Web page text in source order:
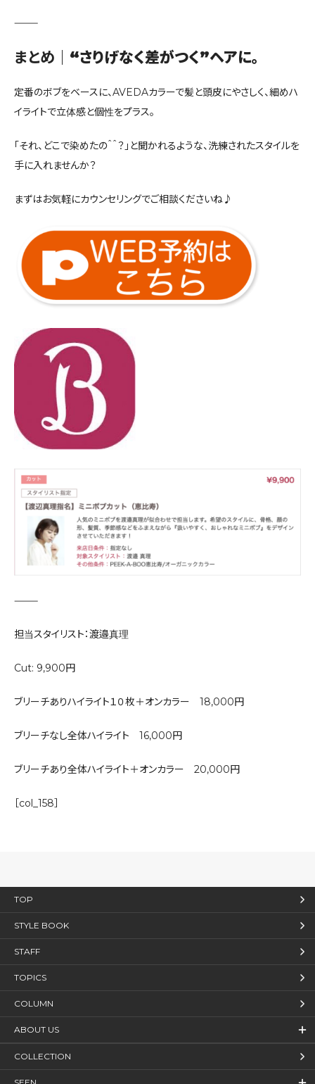
⸻
まとめ｜ “さりげなく差がつく”ヘアに。
定番のボブをベースに、AVEDAカラーで髪と頭皮にやさしく、細めハ
イライトで立体感と個性をプラス。
「それ、どこで染めたの＾＾？」と聞かれるような、洗練されたスタイルを
手に入れませんか？
まずはお気軽にカウンセリングでご相談くださいね♪
⸻
担当スタイリスト：渡邉真理
Cut: 9,900円
ブリーチありハイライト１０枚＋オンカラー 18,000円
ブリーチなし全体ハイライト 16,000円
ブリーチあり全体ハイライト＋オンカラー 20,000円
［col_158］
TOP
STYLE BOOK
STAFF
TOPICS
COLUMN
ABOUT US
COLLECTION